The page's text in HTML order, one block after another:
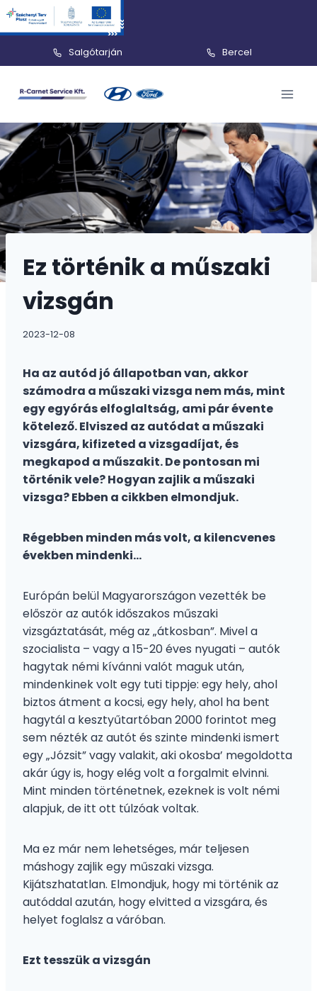
Salgótarján Bercel
Ez történik a műszaki
vizsgán
2023-12-08
Ha az autód jó állapotban van, akkor
számodra a műszaki vizsga nem más, mint
egy egyórás elfoglaltság, ami pár évente
kötelező. Elviszed az autódat a műszaki
vizsgára, kifizeted a vizsgadíjat, és
megkapod a műszakit. De pontosan mi
történik vele? Hogyan zajlik a műszaki
vizsga? Ebben a cikkben elmondjuk.
Régebben minden más volt, a kilencvenes
években mindenki…
Európán belül Magyarországon vezették be
először az autók időszakos műszaki
vizsgáztatását, még az „átkosban”. Mivel a
szocialista – vagy a 15-20 éves nyugati – autók
hagytak némi kívánni valót maguk után,
mindenkinek volt egy tuti tippje: egy hely, ahol
biztos átment a kocsi, egy hely, ahol ha bent
hagytál a kesztyűtartóban 2000 forintot meg
sem nézték az autót és szinte mindenki ismert
egy „Józsit” vagy valakit, aki okosba’ megoldotta
akár úgy is, hogy elég volt a forgalmit elvinni.
Mint minden történetnek, ezeknek is volt némi
alapjuk, de itt ott túlzóak voltak.
Ma ez már nem lehetséges, már teljesen
máshogy zajlik egy műszaki vizsga.
Kijátszhatatlan. Elmondjuk, hogy mi történik az
autóddal azután, hogy elvitted a vizsgára, és
helyet foglalsz a váróban.
Ezt tesszük a vizsgán